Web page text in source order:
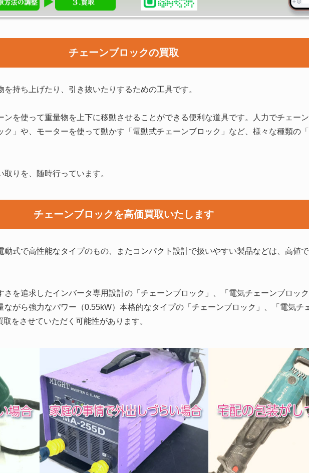
チェーンブロックの買取
を持ち上げたり、引き抜いたりするための工具です。
ンを使って重量物を上下に移動させることができる便利な道具です。人力でチェー
ク」や、モーターを使って動かす「電動式チェーンブロック」など、様々な種類の
りを、随時行っています。
チェーンブロックを高価買取いたします
動式で高性能なタイプのもの、またコンパクト設計で扱いやすい製品などは、高値
を追求したインバータ専用設計の「チェーンブロック」、「電気チェーンブロッ
がら強力なパワー（0.55kW）本格的なタイプの「チェーンブロック」、「電気チ
をさせていただく可能性があります。